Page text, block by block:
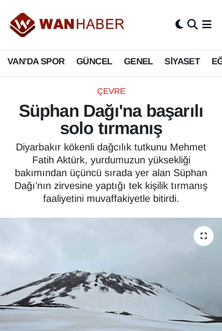
VAN'DA SPOR GÜNCEL GENEL SİYASET
ÇEVRE
Süphan Dağı'na başarılı
solo tırmanış
Diyarbakır kökenli dağcılık tutkunu Mehmet
Fatih Aktürk, yurdumuzun yüksekliği
bakımından üçüncü sırada yer alan Süphan
Dağı’nın zirvesine yaptığı tek kişilik tırmanış
faaliyetini muvaffakiyetle bitirdi.
3.SAYFA
ASAYİŞ
BİLİM VE TEKNOLOJİ
Biyografi
ÇEVRE
Deprem
EĞİTİM
EKONOMİ
Van Nöbetçi Eczaneler
Van Hava Durumu
Van Namaz Vakitleri
Van Trafik Yoğunluk Haritası
Süper Lig Puan Durumu ve Fikstür
Tüm Manşetler
Son Dakika Haberleri